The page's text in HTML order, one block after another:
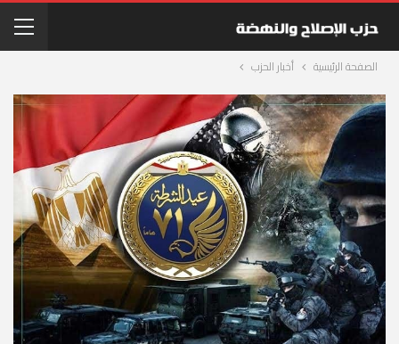
الصفحة الرئيسية أخبار الحزب